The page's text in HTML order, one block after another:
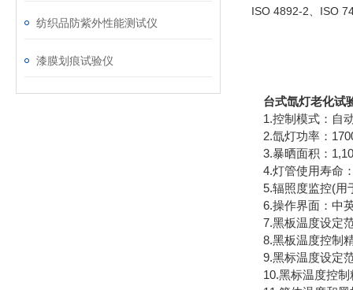
纺织品防紫外性能测试仪
漆膜划痕试验仪
ISO 4892-2、ISO
台式氙灯老化试
1.控制模式：自
2.氙灯功率：
3.暴晒面积：
4.灯管使用寿命
5.辐照度监控(用
6.操作界面：中
7.黑板温度设定
8.黑板温度控制
9.黑标温度设定
10.黑标温度控